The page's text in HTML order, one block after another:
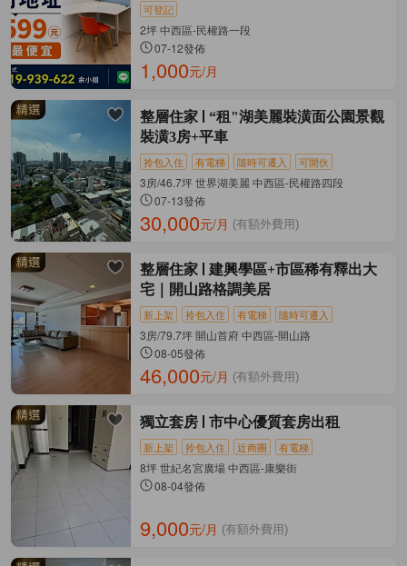
可登記
2坪 中西區-民權路一段
07-12發佈
1,000元/月
整層住家
“租"湖美麗裝潢面公園景觀
裝潢3房+平車
拎包入住 有電梯 隨時可遷入 可開伙
3房/46.7坪 世界湖美麗 中西區-民權路四段
07-13發佈
30,000元/月 (有額外費用)
整層住家
建興學區+市區稀有釋出大
宅｜開山路格調美居
新上架 拎包入住 有電梯 隨時可遷入
3房/79.7坪 開山首府 中西區-開山路
08-05發佈
46,000元/月 (有額外費用)
獨立套房 市中心優質套房出租
新上架 拎包入住 近商圈 有電梯
8坪 世紀名宮廣場 中西區-康樂街
08-04發佈
9,000元/月 (有額外費用)